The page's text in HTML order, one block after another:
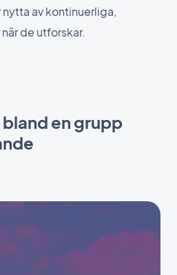
av kontinuerliga,
de utforskar.
en grupp